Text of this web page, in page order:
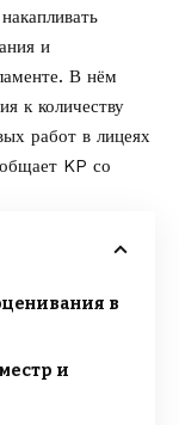
и
В нём
к количеству
работ в лицеях
KP со
в
и